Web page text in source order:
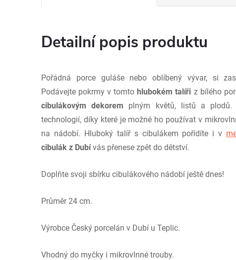
Detailní popis produktu
Pořádná porce guláše nebo oblíbený vývar, si
Podávejte pokrmy v tomtohlubokém talíři z bílého
cibulákovým dekorem plným květů, listů a plodů.
technologií, díky které je možné ho používat v
na nádobí. Hluboký talíř s cibulákem pořídíte i v
cibulák z Dubívás přenese zpět do dětství.
Doplňte svoji sbírku cibulákového nádobí ještě dnes!
Průměr 24 cm.
Výrobce Český porcelán v Dubí u Teplic.
Vhodný do myčky i mikrovlnné trouby.